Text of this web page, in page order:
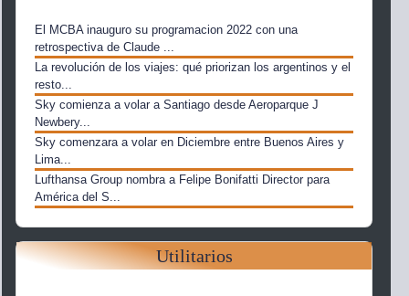
El MCBA inauguro su programacion 2022 con una
retrospectiva de Claude ...
La revolución de los viajes: qué priorizan los argentinos y el
resto...
Sky comienza a volar a Santiago desde Aeroparque J
Newbery...
Sky comenzara a volar en Diciembre entre Buenos Aires y
Lima...
Lufthansa Group nombra a Felipe Bonifatti Director para
América del S...
Utilitarios